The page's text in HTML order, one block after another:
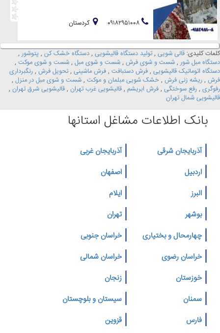
كردستان
کلمات کلیدی: قالی شویی , تولید دستگاه قالیشویی , دستگاه خشک کن , پتوشور ,
دستگاه مبل شور , شست و شوی فرش , شست و شوی مبل , شست و شوی موکت ,
دستگاه اتوماتیک قالیشویی , فرش دستبافت , فرش ماشینی , تحویل فرش , رنگبرداری
فرش , ریشه زنی فرش , خشک شویی مبلمان و موکت , شست و شوی مبل در منزل ,
رفوگری , رفع سوختگی , فرش ابریشم , قالیشویی غرب تهران , قالیشویی شرق تهران ,
قالیشویی شمال تهران
بانک اطلاعات مشاغل استانها
آذربایجان شرقی
آذربایجان غربی
اردبیل
اصفهان
البرز
ایلام
بوشهر
تهران
چهارمحال و بختیاری
خراسان جنوبی
خراسان رضوی
خراسان شمالی
خوزستان
زنجان
سمنان
سیستان و بلوچستان
فارس
قزوین